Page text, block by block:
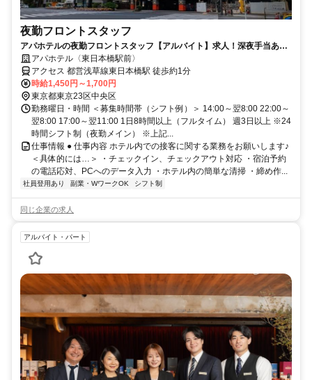
夜勤フロントスタッフ
アパホテルの夜勤フロントスタッフ【アルバイト】求人！深夜手当あり
の夜勤帯でしっかり稼げる
アパホテル〈東日本橋駅前〉
アクセス 都営浅草線東日本橋駅 徒歩約1分
時給1,450円～1,700円
東京都東京23区中央区
勤務曜日・時間 ＜募集時間帯（シフト例）＞ 14:00～翌8:00 22:00～
翌8:00 17:00～翌11:00 1日8時間以上（フルタイム） 週3日以上 ※24
時間シフト制（夜勤メイン） ※上記...
仕事情報 ● 仕事内容 ホテル内での接客に関する業務をお願いします♪
＜具体的には…＞ ・チェックイン、チェックアウト対応 ・宿泊予約
の電話応対、PCへのデータ入力 ・ホテル内の簡単な清掃 ・締め作...
社員登用あり 副業・WワークOK シフト制
同じ企業の求人
アルバイト・パート